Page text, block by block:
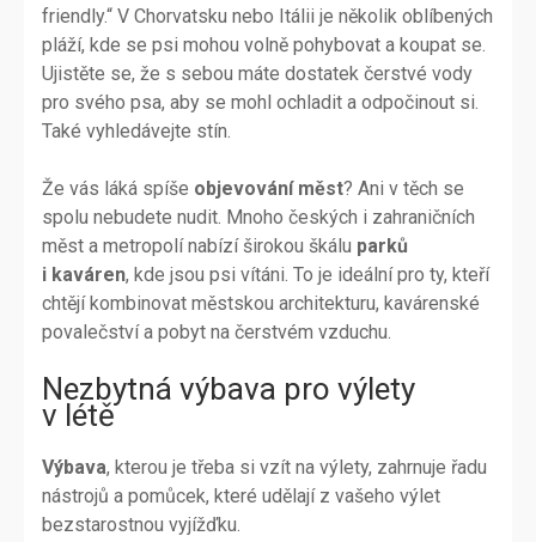
friendly.“ V Chorvatsku nebo Itálii je několik oblíbených
pláží, kde se psi mohou volně pohybovat a koupat se.
Ujistěte se, že s sebou máte dostatek čerstvé vody
pro svého psa, aby se mohl ochladit a odpočinout si.
Také vyhledávejte stín.
Že vás láká spíše objevování měst? Ani v těch se
spolu nebudete nudit. Mnoho českých i zahraničních
měst a metropolí nabízí širokou škálu parků
i kaváren, kde jsou psi vítáni. To je ideální pro ty, kteří
chtějí kombinovat městskou architekturu, kavárenské
povalečství a pobyt na čerstvém vzduchu.
Nezbytná výbava pro výlety
v létě
Výbava, kterou je třeba si vzít na výlety, zahrnuje řadu
nástrojů a pomůcek, které udělají z vašeho výlet
bezstarostnou vyjížďku.